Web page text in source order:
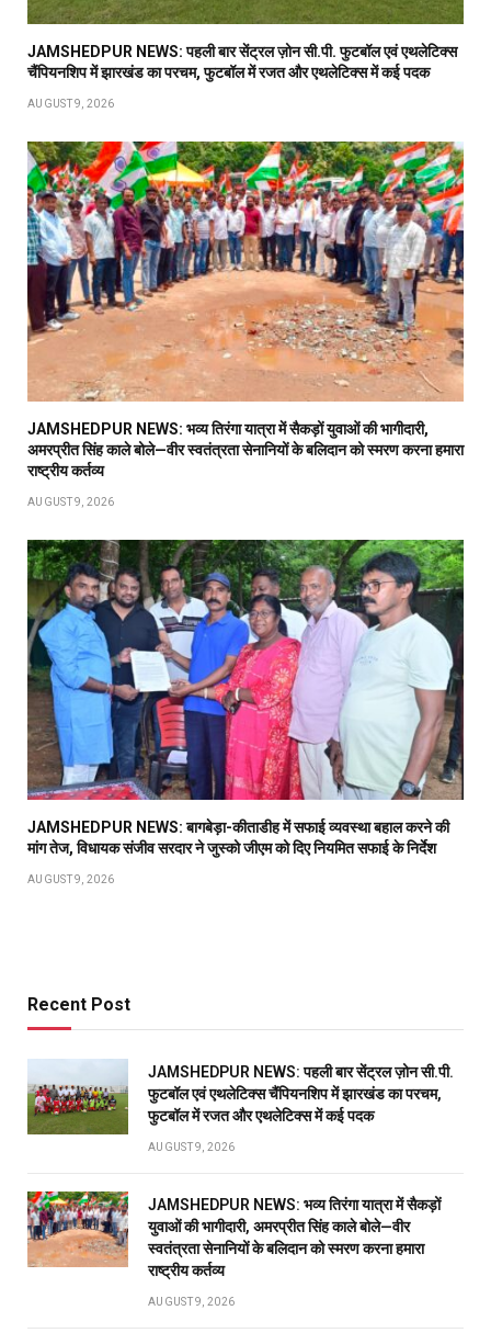
JAMSHEDPUR NEWS: पहली बार सेंट्रल ज़ोन सी.पी. फुटबॉल एवं एथलेटिक्स
चैंपियनशिप में झारखंड का परचम, फुटबॉल में रजत और एथलेटिक्स में कई पदक
AUGUST 9, 2026
JAMSHEDPUR NEWS: भव्य तिरंगा यात्रा में सैकड़ों युवाओं की भागीदारी,
अमरप्रीत सिंह काले बोले—वीर स्वतंत्रता सेनानियों के बलिदान को स्मरण करना हमारा
राष्ट्रीय कर्तव्य
AUGUST 9, 2026
JAMSHEDPUR NEWS: बागबेड़ा-कीताडीह में सफाई व्यवस्था बहाल करने की
मांग तेज, विधायक संजीव सरदार ने जुस्को जीएम को दिए नियमित सफाई के निर्देश
AUGUST 9, 2026
Recent Post
JAMSHEDPUR NEWS: पहली बार सेंट्रल ज़ोन सी.पी.
फुटबॉल एवं एथलेटिक्स चैंपियनशिप में झारखंड का परचम,
फुटबॉल में रजत और एथलेटिक्स में कई पदक
AUGUST 9, 2026
JAMSHEDPUR NEWS: भव्य तिरंगा यात्रा में सैकड़ों
युवाओं की भागीदारी, अमरप्रीत सिंह काले बोले—वीर
स्वतंत्रता सेनानियों के बलिदान को स्मरण करना हमारा
राष्ट्रीय कर्तव्य
AUGUST 9, 2026